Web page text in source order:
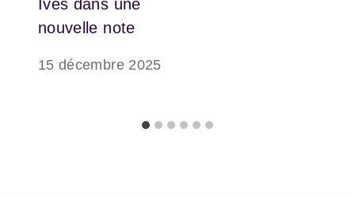
Ives dans une
nouvelle note
15 décembre 2025